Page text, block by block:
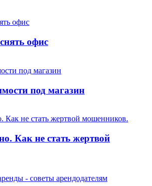
офис
под магазин
Как не стать жертвой